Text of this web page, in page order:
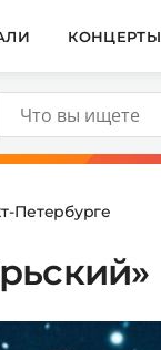
КОНЦЕРТЫ
Петербурге